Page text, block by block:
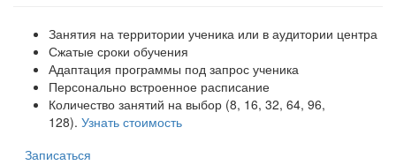
Занятия на территории ученика или в аудитории центра
Сжатые сроки обучения
Адаптация программы под запрос ученика
Персонально встроенное расписание
Количество занятий на выбор (8, 16, 32, 64, 96,
128). Узнать стоимость
Записаться